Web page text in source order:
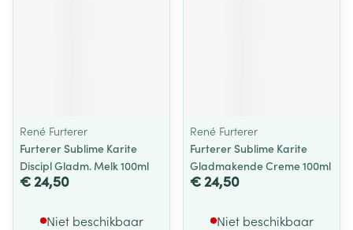
René Furterer
Furterer Sublime Karite
Discipl Gladm. Melk 100ml
€ 24,50
Niet beschikbaar
René Furterer
Furterer Sublime Karite
Gladmakende Creme 100ml
€ 24,50
Niet beschikbaar